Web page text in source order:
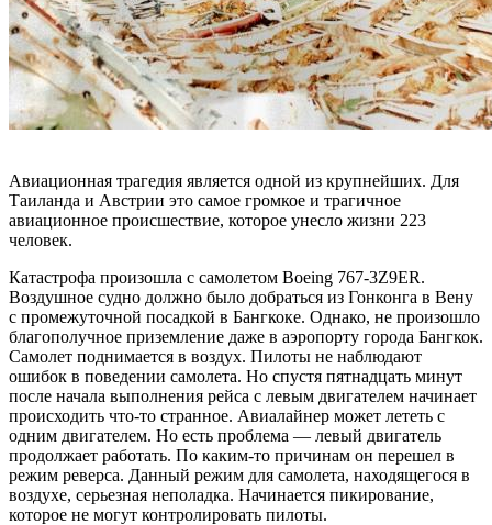
Авиационная трагедия является одной из крупнейших. Для
Таиланда и Австрии это самое громкое и трагичное
авиационное происшествие, которое унесло жизни 223
человек.
Катастрофа произошла с самолетом Boeing 767-3Z9ER.
Воздушное судно должно было добраться из Гонконга в Вену
с промежуточной посадкой в Бангкоке. Однако, не произошло
благополучное приземление даже в аэропорту города Бангкок.
Самолет поднимается в воздух. Пилоты не наблюдают
ошибок в поведении самолета. Но спустя пятнадцать минут
после начала выполнения рейса с левым двигателем начинает
происходить что-то странное. Авиалайнер может лететь с
одним двигателем. Но есть проблема — левый двигатель
продолжает работать. По каким-то причинам он перешел в
режим реверса. Данный режим для самолета, находящегося в
воздухе, серьезная неполадка. Начинается пикирование,
которое не могут контролировать пилоты.